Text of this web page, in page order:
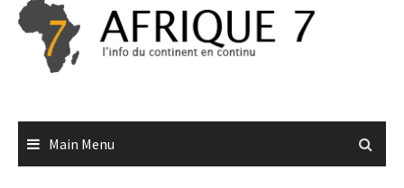
Skip
content
Main Menu